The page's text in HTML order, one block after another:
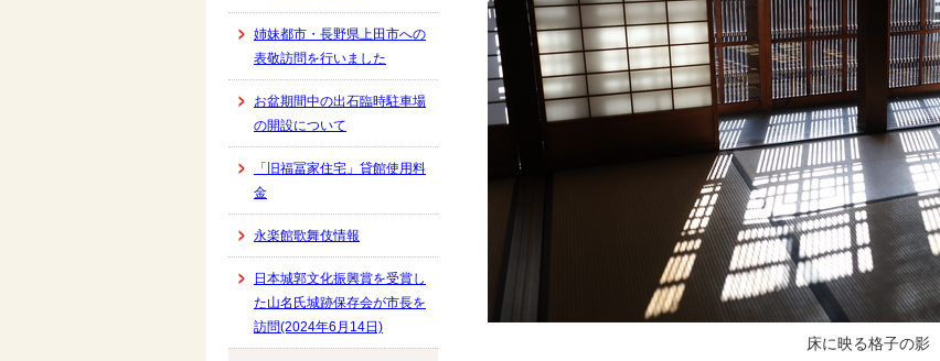
床に映る格子の影
姉妹都市・長野県上田市への
表敬訪問を行いました
お盆期間中の出石臨時駐車場
の開設について
「旧福冨家住宅」貸館使用料
金
永楽館歌舞伎情報
日本城郭文化振興賞を受賞し
た山名氏城跡保存会が市長を
訪問(2024年6月14日)